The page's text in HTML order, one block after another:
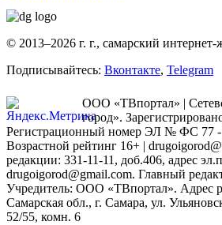
© 2013–2026 г. г., самарский
Подписывайтесь: Вконтакте, Telegram
ООО «ТВпортал» |
город».
Регистрационный номер ЭЛ № ФС 77 -
Возрастной рейтинг 16+ |
редакции: 331-11-11, доб.406, адрес
drugoigorod@gmail.com. Главный
Учредитель: ООО «ТВпортал». Адрес
Самарская обл., г. Самара, ул.
52/55, комн. 6